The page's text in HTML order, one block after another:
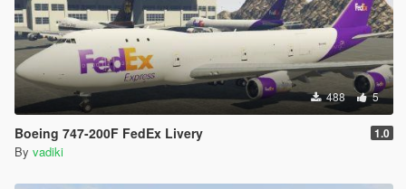
488 5
Boeing 747-200F FedEx Livery 1.0
By vadiki